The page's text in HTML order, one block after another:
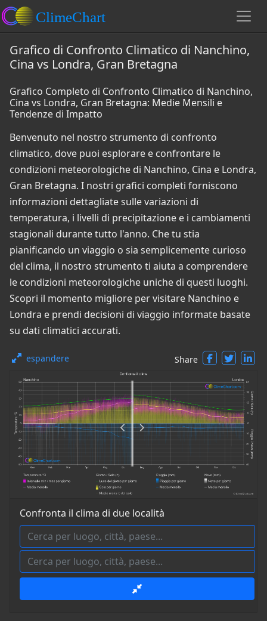
Grafico di Confronto Climatico di Nanchino,
Cina vs Londra, Gran Bretagna
Grafico Completo di Confronto Climatico di Nanchino,
Cina vs Londra, Gran Bretagna: Medie Mensili e
Tendenze di Impatto
Benvenuto nel nostro strumento di confronto
climatico, dove puoi esplorare e confrontare le
condizioni meteorologiche di Nanchino, Cina e Londra,
Gran Bretagna. I nostri grafici completi forniscono
informazioni dettagliate sulle variazioni di
temperatura, i livelli di precipitazione e i cambiamenti
stagionali durante tutto l'anno. Che tu stia
pianificando un viaggio o sia semplicemente curioso
del clima, il nostro strumento ti aiuta a comprendere
le condizioni meteorologiche uniche di questi luoghi.
Scopri il momento migliore per visitare Nanchino e
Londra e prendi decisioni di viaggio informate basate
su dati climatici accurati.
espandere Share
Confronta il clima di due località